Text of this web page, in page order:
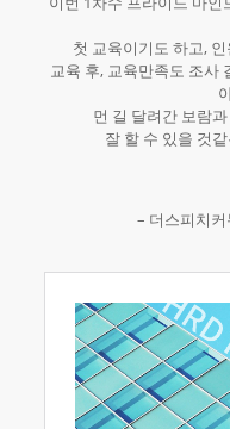
첫 교육이기도 하고,
교육 후, 교육만족도 조사
먼 길 달려간 보람
잘 할 수 있을 것
– 더스피치